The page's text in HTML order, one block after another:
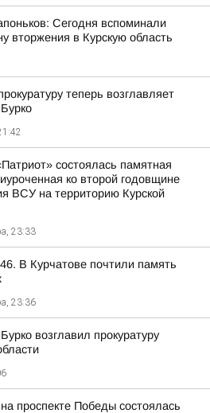
Сегодня вспоминали
вторжения в Курскую область
теперь возглавляет
состоялась памятная
ко второй годовщине
ВСУ на территорию Курской
23:33
В Курчатове почтили память
23:36
возглавил прокуратуру
проспекте Победы состоялась